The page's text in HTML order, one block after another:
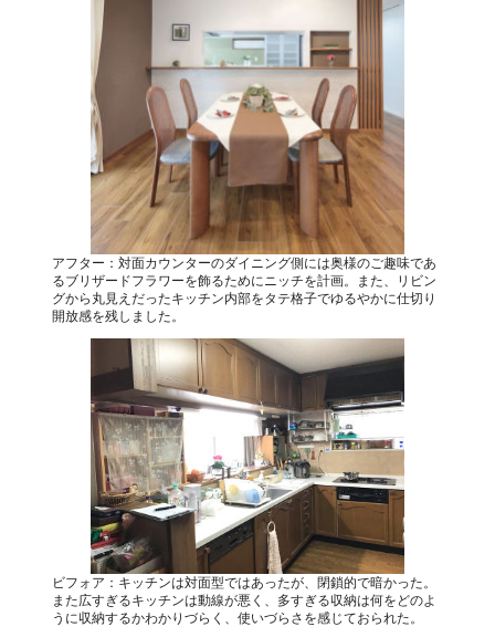
アフター：対面カウンターのダイニング側には奥様のご趣味であ
るブリザードフラワーを飾るためにニッチを計画。また、リビン
グから丸見えだったキッチン内部をタテ格子でゆるやかに仕切り
開放感を残しました。
ビフォア：キッチンは対面型ではあったが、閉鎖的で暗かった。
また広すぎるキッチンは動線が悪く、多すぎる収納は何をどのよ
うに収納するかわかりづらく、使いづらさを感じておられた。